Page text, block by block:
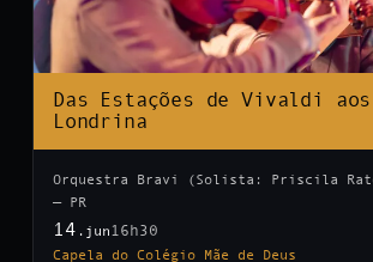
Das Estações de Vivaldi aos
Londrina
Orquestra Bravi (Solista: Priscila
— PR
14 .jun 16h30
Capela do Colégio Mãe de Deus